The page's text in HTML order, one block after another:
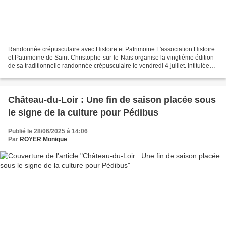
Randonnée crépusculaire avec Histoire et Patrimoine L'association Histoire
et Patrimoine de Saint-Christophe-sur-le-Nais organise la vingtième édition
de sa traditionnelle randonnée crépusculaire le vendredi 4 juillet. Intitulée
Château-du-Loir : Une fin de saison placée sous
le signe de la culture pour Pédibus
Publié le 28/06/2025 à 14:06
Par ROYER Monique